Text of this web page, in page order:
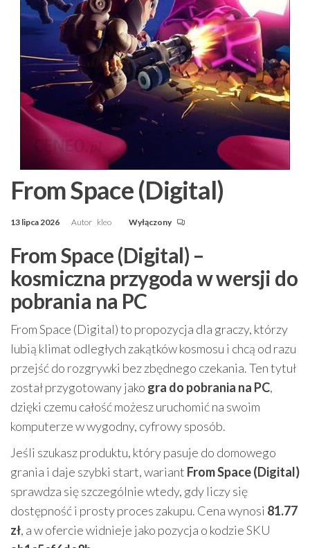
From Space (Digital)
13 lipca 2026 Autor kleo Wyłączony
From Space (Digital) –
kosmiczna przygoda w wersji do
pobrania na PC
From Space (Digital) to propozycja dla graczy, którzy
lubią klimat odległych zakątków kosmosu i chcą od razu
przejść do rozgrywki bez zbędnego czekania. Ten tytuł
został przygotowany jako gra do pobrania na PC,
dzięki czemu całość możesz uruchomić na swoim
komputerze w wygodny, cyfrowy sposób.
Jeśli szukasz produktu, który pasuje do domowego
grania i daje szybki start, wariant From Space (Digital)
sprawdza się szczególnie wtedy, gdy liczy się
dostępność i prosty proces zakupu. Cena wynosi 81.77
zł, a w ofercie widnieje jako pozycja o kodzie SKU